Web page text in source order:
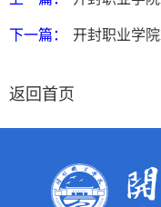
下一篇：
开封职业学
返回首页